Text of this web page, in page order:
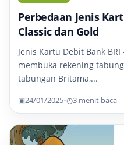
Perbedaan Jenis
Classic dan Gold
Jenis Kartu Debit Bank
membuka rekening
tabungan Britama,...
▣24/01/2025•◷3 menit baca